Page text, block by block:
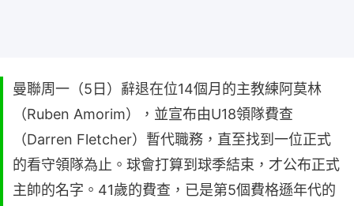
曼聯周一（5日）辭退在位14個月的主教練阿莫林
（Ruben Amorim），並宣布由U18領隊費查
（Darren Fletcher）暫代職務，直至找到一位正式
的看守領隊為止。球會打算到球季結束，才公布正式
主帥的名字。41歲的費查，已是第5個費格遜年代的